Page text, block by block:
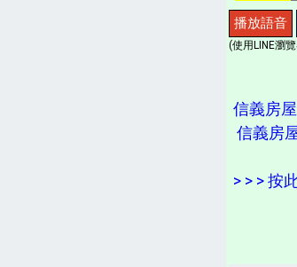
播放語音
(使用LINE瀏
信義房
信義房
> > > 按